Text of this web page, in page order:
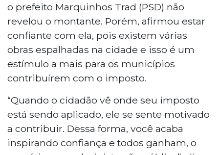
o prefeito Marquinhos Trad (PSD) não
revelou o montante. Porém, afirmou estar
confiante com ela, pois existem várias
obras espalhadas na cidade e isso é um
estímulo a mais para os municípios
contribuírem com o imposto.
“Quando o cidadão vê onde seu imposto
está sendo aplicado, ele se sente motivado
a contribuir. Dessa forma, você acaba
inspirando confiança e todos ganham, o